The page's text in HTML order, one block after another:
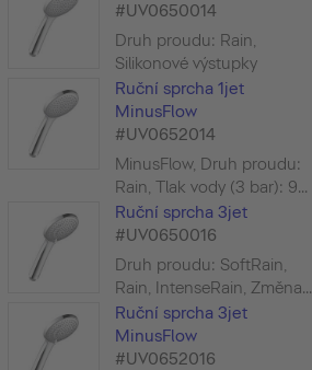
#UV0650014
Druh proudu: Rain,
Silikonové výstupky
Ruční sprcha 1jet
MinusFlow
#UV0652014
MinusFlow, Druh proudu:
Rain, Tlak vody (3 bar): 9...
Ruční sprcha 3jet
#UV0650016
Druh proudu: SoftRain,
Rain, IntenseRain, Změna...
Ruční sprcha 3jet
MinusFlow
#UV0652016